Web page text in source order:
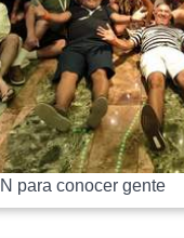
para conocer gente